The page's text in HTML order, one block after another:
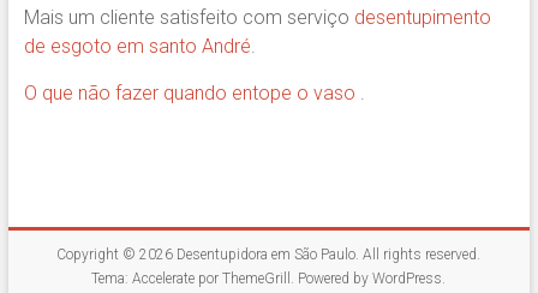
Mais um cliente satisfeito com serviço desentupimento
de esgoto em santo André.
O que não fazer quando entope o vaso .
Copyright © 2026 Desentupidora em São Paulo. All rights reserved.
Tema:Accelerate por ThemeGrill. Powered byWordPress.